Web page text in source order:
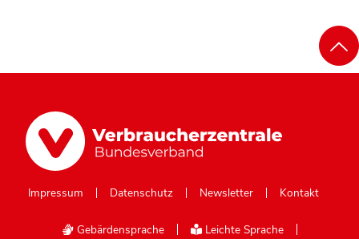
Impressum Datenschutz Newsletter Kontakt
Gebärdensprache
Leichte Sprache